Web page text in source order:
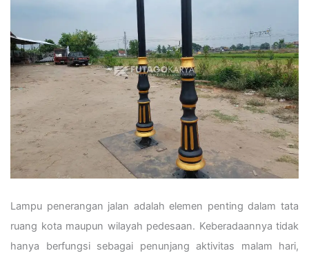
Lampu penerangan jalan adalah elemen penting dalam tata
ruang kota maupun wilayah pedesaan. Keberadaannya tidak
hanya berfungsi sebagai penunjang aktivitas malam hari,